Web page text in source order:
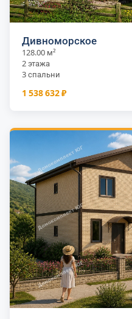
Дивноморское
128.00 м²
2 этажа
3 спальни
1 538 632 ₽